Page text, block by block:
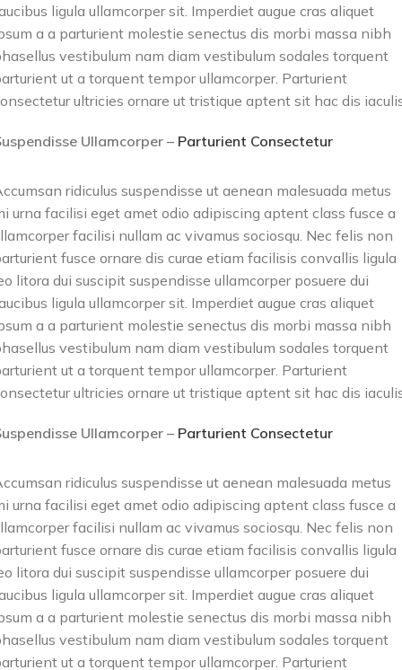
ligula ullamcorper sit. Imperdiet augue cras aliquet
a a parturient molestie senectus dis morbi massa nibh
vestibulum nam diam vestibulum sodales torquent
ut a torquent tempor ullamcorper. Parturient
ultricies ornare ut tristique aptent sit hac dis
Ullamcorper – Parturient Consectetur
ridiculus suspendisse ut aenean malesuada metus
urna facilisi eget amet odio adipiscing aptent class fusce a
facilisi nullam ac vivamus sociosqu. Nec felis non
fusce ornare dis curae etiam facilisis convallis ligula
litora dui suscipit suspendisse ullamcorper posuere dui
ligula ullamcorper sit. Imperdiet augue cras aliquet
a a parturient molestie senectus dis morbi massa nibh
vestibulum nam diam vestibulum sodales torquent
ut a torquent tempor ullamcorper. Parturient
ultricies ornare ut tristique aptent sit hac dis
Ullamcorper – Parturient Consectetur
ridiculus suspendisse ut aenean malesuada metus
urna facilisi eget amet odio adipiscing aptent class fusce a
facilisi nullam ac vivamus sociosqu. Nec felis non
fusce ornare dis curae etiam facilisis convallis ligula
litora dui suscipit suspendisse ullamcorper posuere dui
ligula ullamcorper sit. Imperdiet augue cras aliquet
a a parturient molestie senectus dis morbi massa nibh
vestibulum nam diam vestibulum sodales torquent
ut a torquent tempor ullamcorper. Parturient